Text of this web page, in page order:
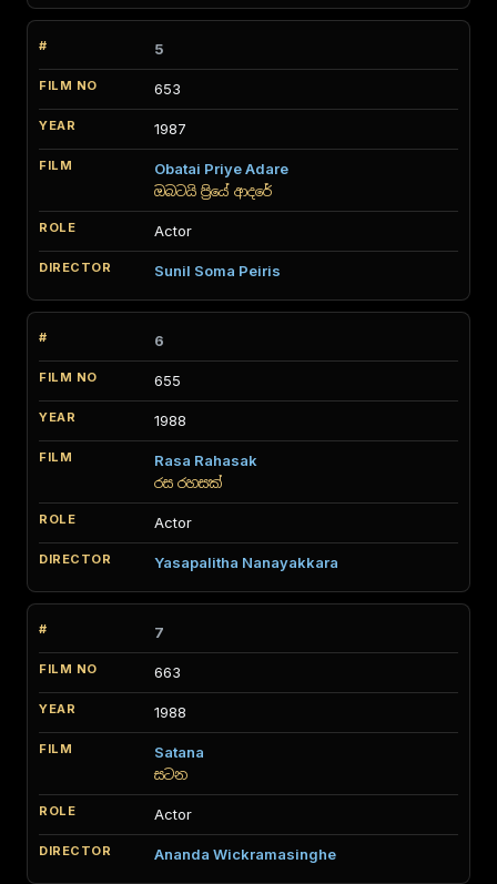
5
653
1987
Obatai Priye Adare
ඔබටයි ප්‍රියේ ආදරේ
Actor
Sunil Soma Peiris
6
655
1988
Rasa Rahasak
රස රහසක්
Actor
Yasapalitha Nanayakkara
7
663
1988
Satana
සටන
Actor
Ananda Wickramasinghe